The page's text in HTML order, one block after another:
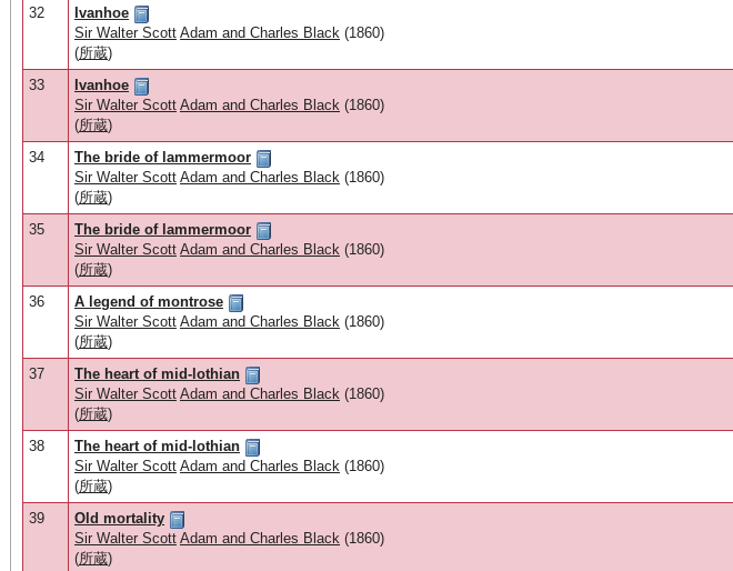
32
Ivanhoe
Sir Walter Scott Adam and Charles Black (1860)
(所蔵)
33
Ivanhoe
Sir Walter Scott Adam and Charles Black (1860)
(所蔵)
34
The bride of lammermoor
Sir Walter Scott Adam and Charles Black (1860)
(所蔵)
35
The bride of lammermoor
Sir Walter Scott Adam and Charles Black (1860)
(所蔵)
36
A legend of montrose
Sir Walter Scott Adam and Charles Black (1860)
(所蔵)
37
The heart of mid-lothian
Sir Walter Scott Adam and Charles Black (1860)
(所蔵)
38
The heart of mid-lothian
Sir Walter Scott Adam and Charles Black (1860)
(所蔵)
39
Old mortality
Sir Walter Scott Adam and Charles Black (1860)
(所蔵)